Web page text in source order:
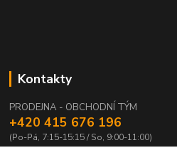
Kontakty
PRODEJNA - OBCHODNÍ TÝM
+420 415 676 196
(Po-Pá, 7:15-15:15 / So, 9:00-11:00)